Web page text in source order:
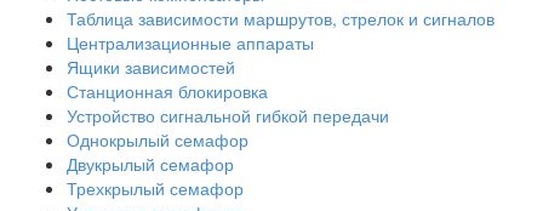
Таблица зависимости маршрутов, стрелок и сигналов
Централизационные аппараты
Ящики зависимостей
Станционная блокировка
Устройство сигнальной гибкой передачи
Однокрылый семафор
Двукрылый семафор
Трехкрылый семафор